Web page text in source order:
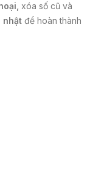
xóa số cũ và
nhật để hoàn thành